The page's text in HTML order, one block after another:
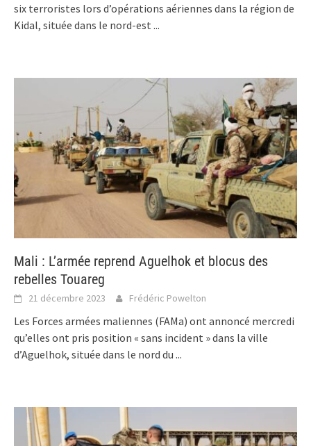
six terroristes lors d’opérations aériennes dans la région de
Kidal, située dans le nord-est ...
Mali : L’armée reprend Aguelhok et blocus des
rebelles Touareg
21 décembre 2023 Frédéric Powelton
Les Forces armées maliennes (FAMa) ont annoncé mercredi
qu’elles ont pris position « sans incident » dans la ville
d’Aguelhok, située dans le nord du ...